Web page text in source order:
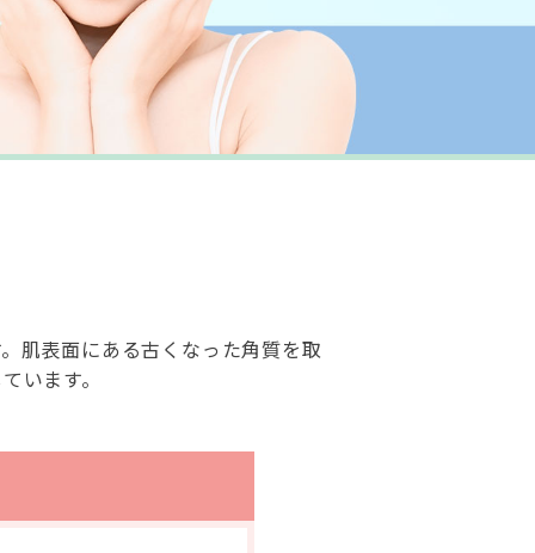
肌表面にある古くなった角質を取
います。